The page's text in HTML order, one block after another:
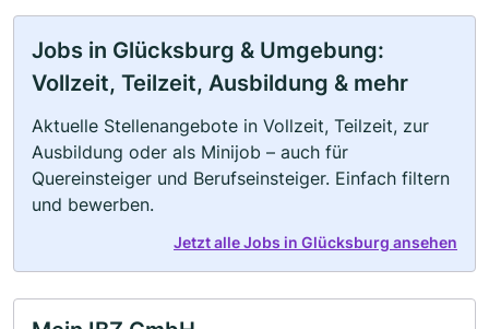
Jobs in Glücksburg & Umgebung:
Vollzeit, Teilzeit, Ausbildung & mehr
Aktuelle Stellenangebote in Vollzeit, Teilzeit, zur
Ausbildung oder als Minijob – auch für
Quereinsteiger und Berufseinsteiger. Einfach filtern
und bewerben.
Jetzt alle Jobs in Glücksburg ansehen